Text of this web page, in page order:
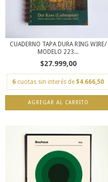
CUADERNO TAPA DURA RING WIRE/
MODELO 223...
$27.999,00
6 cuotas sin interés de $4.666,50
AGREGAR AL CARRITO